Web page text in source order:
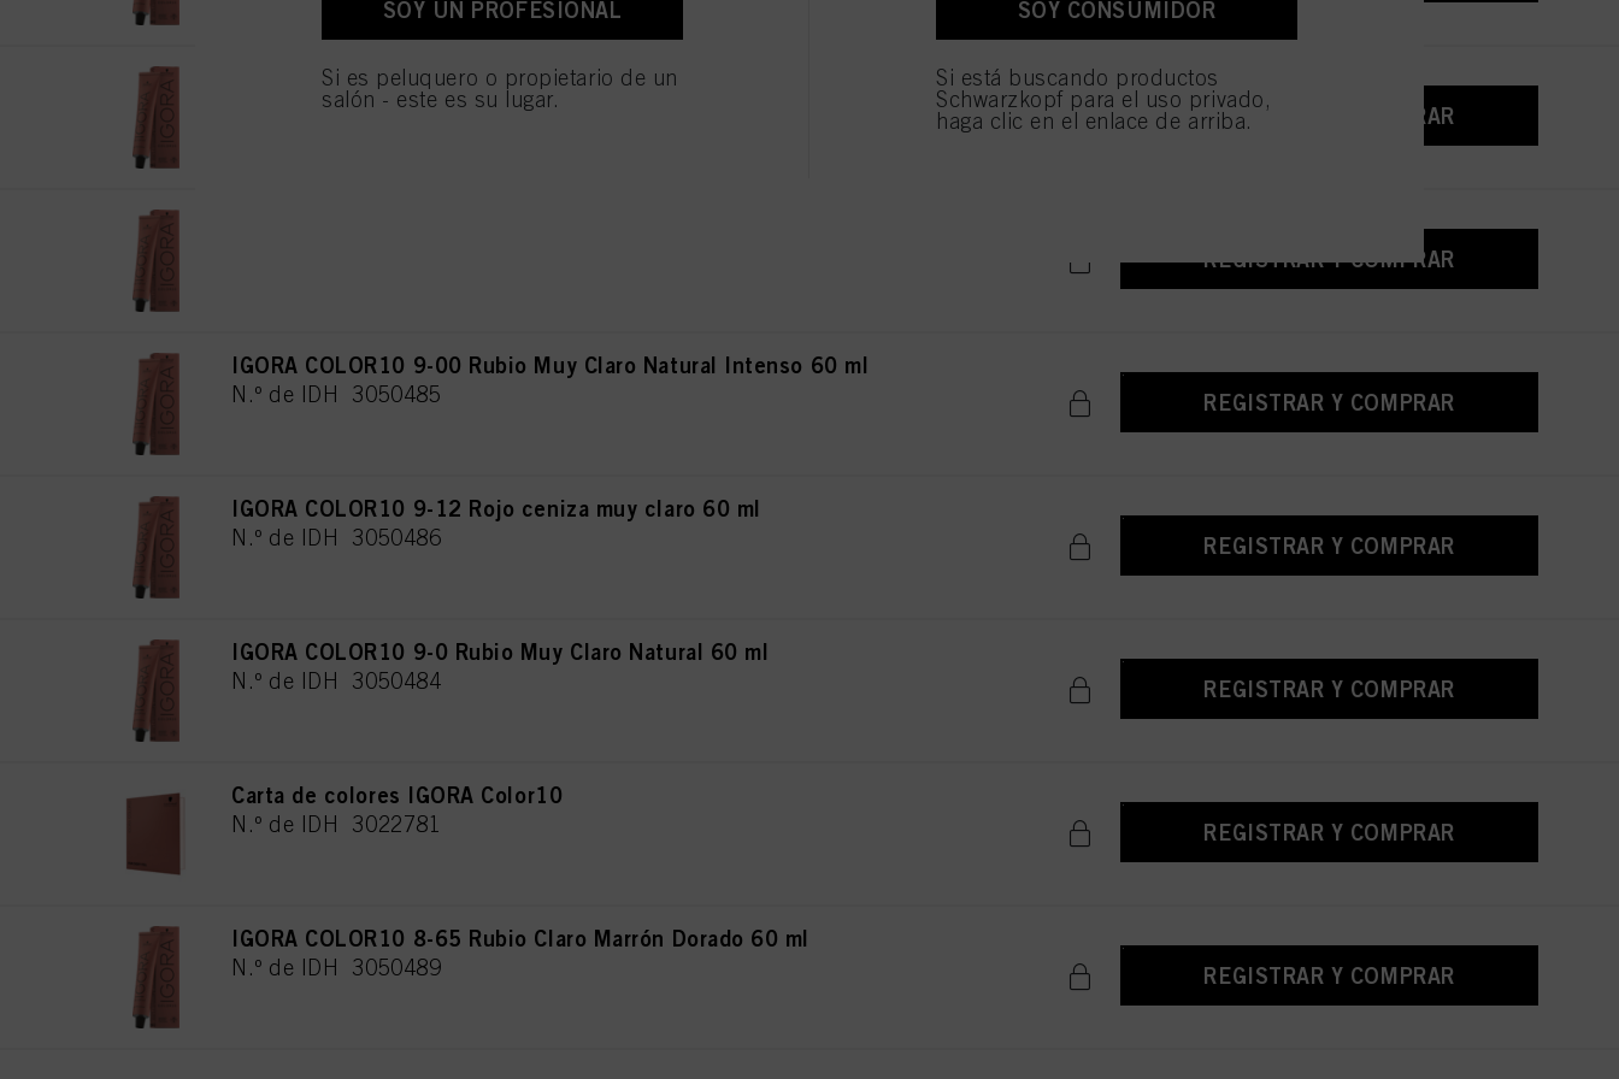
IGORA COLOR10 8-00 Rubio Claro Natural Intenso 60 ml
N.º de IDH 3050482 REGISTRAR Y COMPRAR
REGISTRAR Y COMPRAR
IGORA COLOR10 9-00 Rubio Muy Claro Natural Intenso 60 ml
N.º de IDH 3050485 REGISTRAR Y COMPRAR
IGORA COLOR10 9-12 Rojo ceniza muy claro 60 ml
N.º de IDH 3050486 REGISTRAR Y COMPRAR
IGORA COLOR10 9-0 Rubio Muy Claro Natural 60 ml
N.º de IDH 3050484 REGISTRAR Y COMPRAR
Carta de colores IGORA Color10
N.º de IDH 3022781 REGISTRAR Y COMPRAR
IGORA COLOR10 8-65 Rubio Claro Marrón Dorado 60 ml
N.º de IDH 3050489 REGISTRAR Y COMPRAR
SOY UN PROFESIONAL
Si es peluquero o propietario de un
salón - este es su lugar.
SOY CONSUMIDOR
Si está buscando productos
Schwarzkopf para el uso privado,
haga clic en el enlace de arriba.
personales para todos los fines antes mencionados. Si hace clic en "Rechazar", soólo se utilizarán las cookies que sean técnicamente